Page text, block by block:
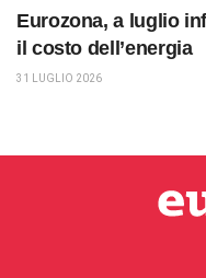
Eurozona, a luglio
il costo dell’energia
31 LUGLIO 2026